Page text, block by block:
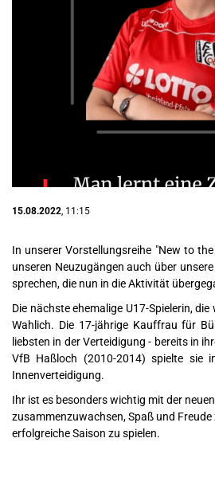
15.08.2022 , 11:15
In unserer Vorstellungsreihe "New to
unseren Neuzugängen auch über
sprechen, die nun in die Aktivität
Die nächste ehemalige U17-Spielerin,
Wahlich. Die 17-jährige Kauffrau für
liebsten in der Verteidigung - bereits in
VfB Haßloch (2010-2014) spielte sie
Innenverteidigung.
Ihr ist es besonders wichtig mit der
zusammenzuwachsen, Spaß und Freude
erfolgreiche Saison zu spielen.